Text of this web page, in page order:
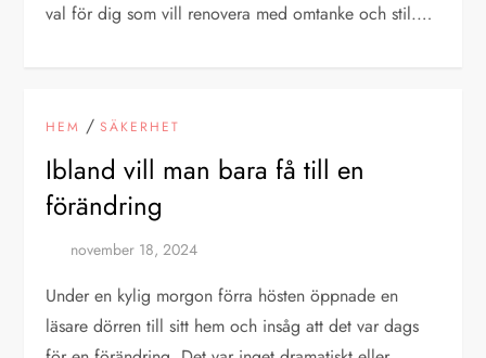
val för dig som vill renovera med omtanke och stil.…
HEM /SÄKERHET
Ibland vill man bara få till en
förändring
Under en kylig morgon förra hösten öppnade en
läsare dörren till sitt hem och insåg att det var dags